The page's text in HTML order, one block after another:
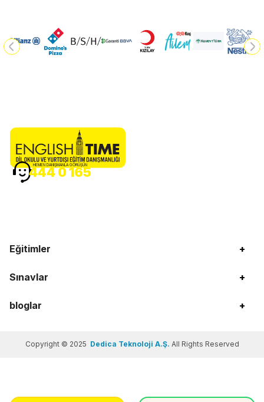
Eğitimler +
Sınavlar +
bloglar +
HEMEN DANIŞMANLA GÖRÜŞÜN
444 0 165
Copyright © 2025 Dedica Teknoloji A.Ş. All Rights Reserved